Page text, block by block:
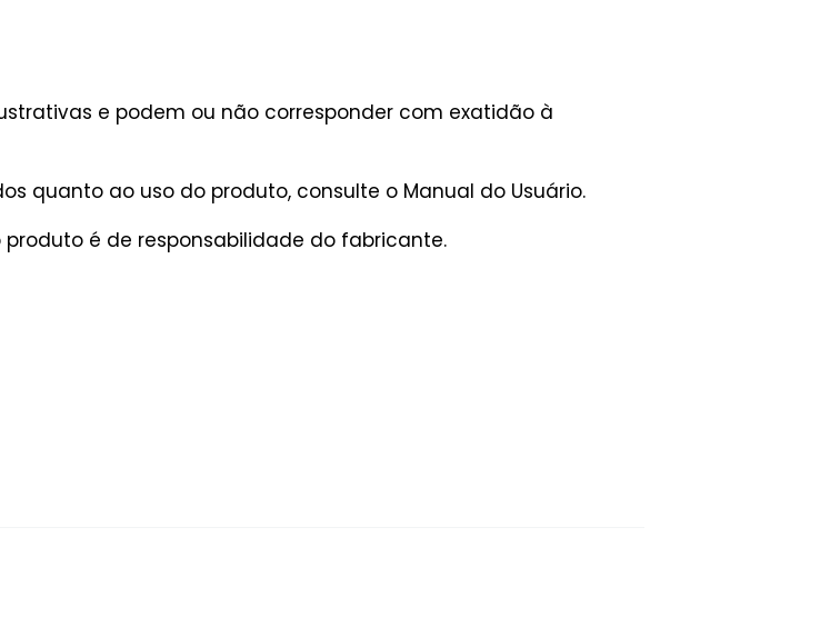
e podem ou não corresponder com exatidão à
quanto ao uso do produto, consulte o Manual do Usuário.
é de responsabilidade do fabricante.